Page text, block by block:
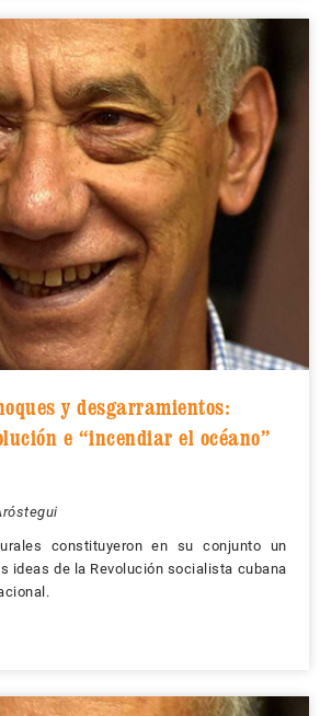
y desgarramientos:
e “incendiar el océano”
constituyeron en su conjunto un
ideas de la Revolución socialista cubana